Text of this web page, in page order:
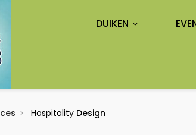
DUIKEN
Hospitality Design